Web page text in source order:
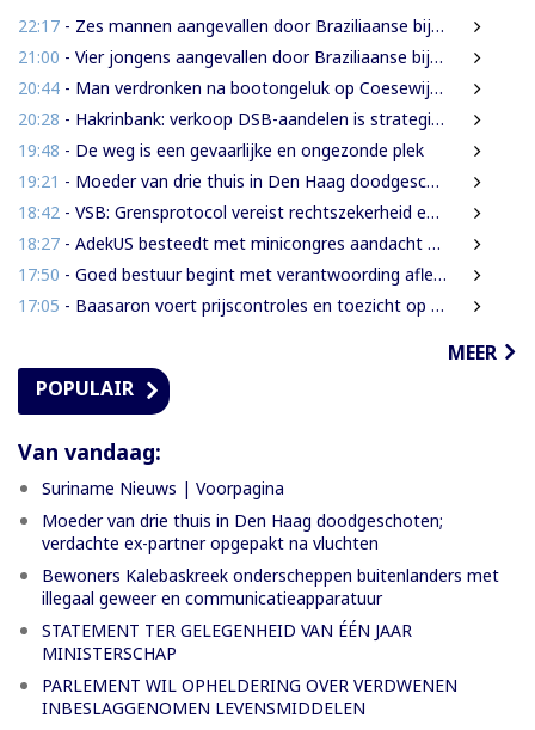
22:17 - Zes mannen aangevallen door Braziliaanse bijen tijdens zoektocht naar leguanen
21:00 - Vier jongens aangevallen door Braziliaanse bijen tijdens leguanenjacht
20:44 - Man verdronken na bootongeluk op Coesewijnerivier
20:28 - Hakrinbank: verkoop DSB-aandelen is strategische keuze
19:48 - De weg is een gevaarlijke en ongezonde plek
19:21 - Moeder van drie thuis in Den Haag doodgeschoten; verdachte ex-partner opgepakt na vluchten
18:42 - VSB: Grensprotocol vereist rechtszekerheid en harde waarborgen
18:27 - AdekUS besteedt met minicongres aandacht aan cultureel erfgoed
17:50 - Goed bestuur begint met verantwoording afleggen
17:05 - Baasaron voert prijscontroles en toezicht op voedselveiligheid op
MEER
POPULAIR
Van vandaag:
Suriname Nieuws | Voorpagina
Moeder van drie thuis in Den Haag doodgeschoten;
verdachte ex-partner opgepakt na vluchten
Bewoners Kalebaskreek onderscheppen buitenlanders met
illegaal geweer en communicatieapparatuur
STATEMENT TER GELEGENHEID VAN ÉÉN JAAR
MINISTERSCHAP
PARLEMENT WIL OPHELDERING OVER VERDWENEN
INBESLAGGENOMEN LEVENSMIDDELEN